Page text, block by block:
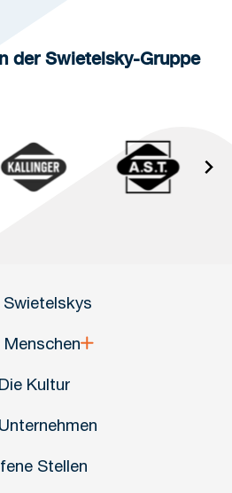
der Swietelsky-Gruppe
Swietelskys
Menschen
Die Kultur
Stellen